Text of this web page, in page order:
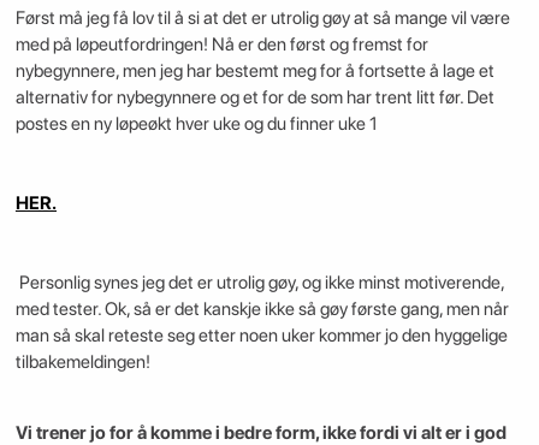
Først må jeg få lov til å si at det er utrolig gøy at så mange vil være
med på løpeutfordringen! Nå er den først og fremst for
nybegynnere, men jeg har bestemt meg for å fortsette å lage et
alternativ for nybegynnere og et for de som har trent litt før. Det
postes en ny løpeøkt hver uke og du finner uke 1
HER.
Personlig synes jeg det er utrolig gøy, og ikke minst motiverende,
med tester. Ok, så er det kanskje ikke så gøy første gang, men når
man så skal reteste seg etter noen uker kommer jo den hyggelige
tilbakemeldingen!
Vi trener jo for å komme i bedre form, ikke fordi vi alt er i god